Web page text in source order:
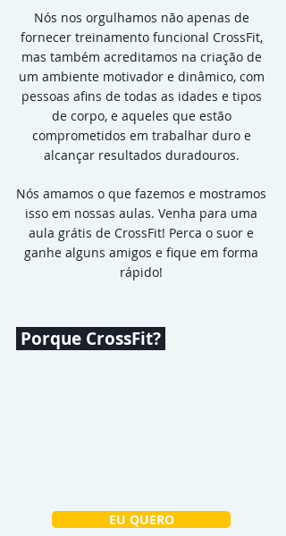
Nós nos orgulhamos não apenas de
fornecer treinamento funcional CrossFit,
mas também acreditamos na criação de
um ambiente motivador e dinâmico, com
pessoas afins de todas as idades e tipos
de corpo, e aqueles que estão
comprometidos em trabalhar duro e
alcançar resultados duradouros.
Nós amamos o que fazemos e mostramos
isso em nossas aulas. Venha para uma
aula grátis de CrossFit! Perca o suor e
ganhe alguns amigos e fique em forma
rápido!
EU QUERO
Porque CrossFit?